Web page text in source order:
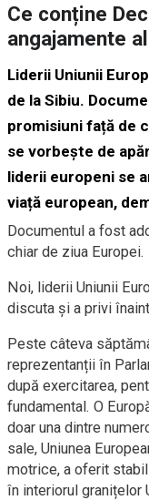
Ce conține
angajamente
Liderii Uniunii
de la Sibiu.
promisiuni față de
se vorbește de
liderii europeni se
viață european,
Documentul a fost
chiar de ziua Europei.
Noi, liderii Uniunii
discuta și a privi
Peste câteva
reprezentanții în
după exercitarea,
fundamental. O
doar una dintre
sale, Uniunea
motrice, a oferit
în interiorul granițelor